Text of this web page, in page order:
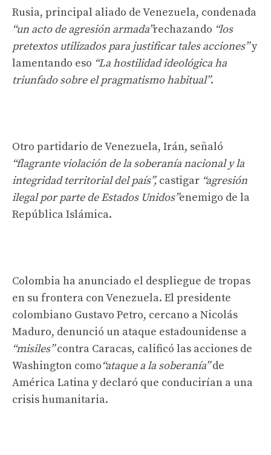
Rusia, principal aliado de Venezuela, condenada
“un acto de agresión armada”rechazando “los
pretextos utilizados para justificar tales acciones”y
lamentando eso “La hostilidad ideológica ha
triunfado sobre el pragmatismo habitual”.
Otro partidario de Venezuela, Irán, señaló
“flagrante violación de la soberanía nacional y la
integridad territorial del país”, castigar “agresión
ilegal por parte de Estados Unidos”enemigo de la
República Islámica.
Colombia ha anunciado el despliegue de tropas
en su frontera con Venezuela. El presidente
colombiano Gustavo Petro, cercano a Nicolás
Maduro, denunció un ataque estadounidense a
“misiles”contra Caracas, calificó las acciones de
Washington como“ataque a la soberanía”de
América Latina y declaró que conducirían a una
crisis humanitaria.